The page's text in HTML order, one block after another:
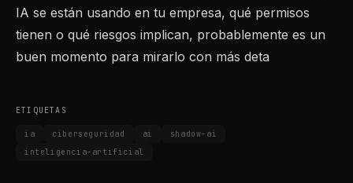
IA se están usando en tu empresa, qué permisos
tienen o qué riesgos implican, probablemente es un
buen momento para mirarlo con más deta
ETIQUETAS
ia ciberseguridad ai
shadow-ai
inteligencia-artificial